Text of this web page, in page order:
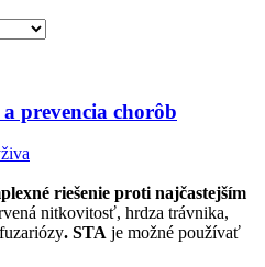
prevencia chorôb
riešenie proti najčastejším
nitkovitosť, hrdza trávnika,
. STA je možné používať